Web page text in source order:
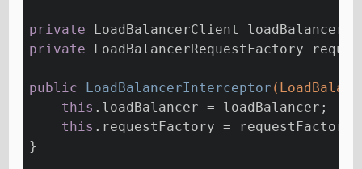
private LoadBalancerClient loadBalancer;
private LoadBalancerRequestFactory
public LoadBalancerInterceptor
this .loadBalancer = loadBalancer;
this .requestFactory = requestFactory;
}